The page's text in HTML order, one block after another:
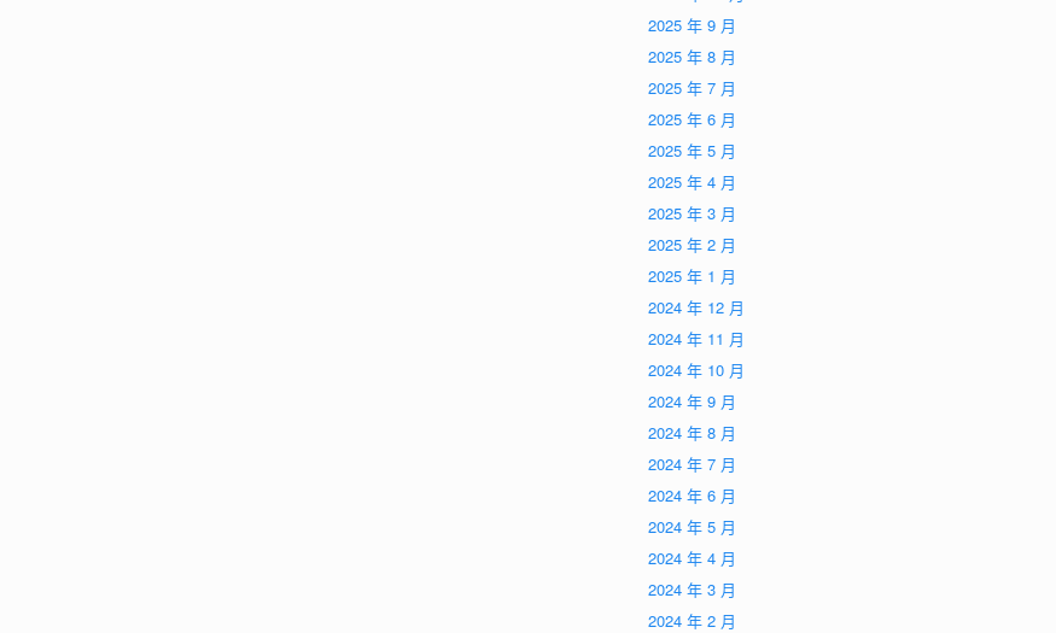
2025 年 9 月
2025 年 8 月
2025 年 7 月
2025 年 6 月
2025 年 5 月
2025 年 4 月
2025 年 3 月
2025 年 2 月
2025 年 1 月
2024 年 12 月
2024 年 11 月
2024 年 10 月
2024 年 9 月
2024 年 8 月
2024 年 7 月
2024 年 6 月
2024 年 5 月
2024 年 4 月
2024 年 3 月
2024 年 2 月